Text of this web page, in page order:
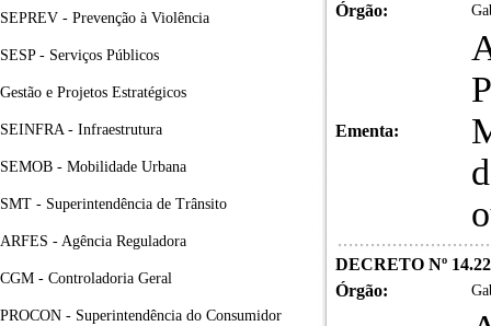
SEPREV - Prevenção à Violência
SESP - Serviços Públicos
Gestão e Projetos Estratégicos
SEINFRA - Infraestrutura
SEMOB - Mobilidade Urbana
SMT - Superintendência de Trânsito
ARFES - Agência Reguladora
CGM - Controladoria Geral
PROCON - Superintendência do Consumidor
Órgão:
Ementa:
DECRETO Nº
Órgão: